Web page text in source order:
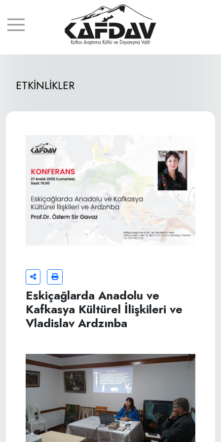
ETKİNLİKLER
Eskiçağlarda Anadolu ve
Kafkasya Kültürel İlişkileri ve
Vladislav Ardzınba